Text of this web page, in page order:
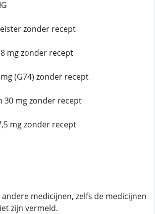
zonder recept
mg zonder recept
(G74) zonder recept
30 mg zonder recept
mg zonder recept
medicijnen, zelfs de medicijnen
zijn vermeld.